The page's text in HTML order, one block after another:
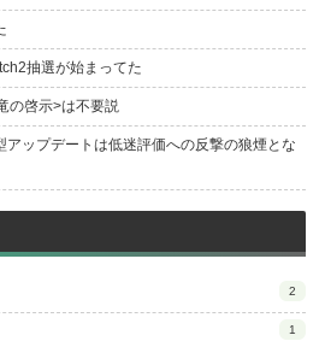
抽選が始まってた
の啓示>は不要説
アップデートは低迷評価への反撃の狼煙とな
2
1